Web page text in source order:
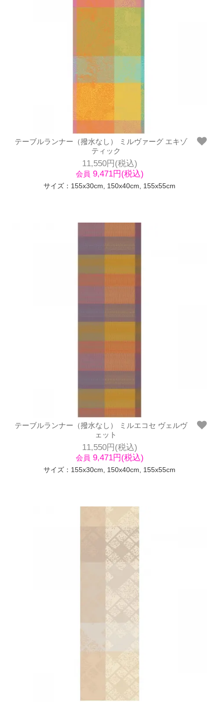
テーブルランナー（撥水なし） ミルヴァーグ エキゾ
ティック
11,550円(税込)
会員 9,471円(税込)
サイズ：155x30cm, 150x40cm, 155x55cm
テーブルランナー（撥水なし） ミルエコセ ヴェルヴ
ェット
11,550円(税込)
会員 9,471円(税込)
サイズ：155x30cm, 150x40cm, 155x55cm